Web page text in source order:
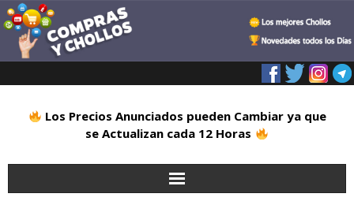
Los Precios Anunciados pueden Cambiar ya que
se Actualizan cada 12 Horas